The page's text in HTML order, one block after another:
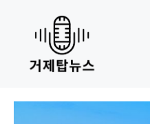
content